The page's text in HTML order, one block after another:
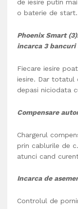
de iesire putin
o baterie de start.
Phoenix Smart
incarca 3 bancuri
Fiecare iesire
iesire. Dar totatul
depasi niciodata
Compensare
Chargerul
prin cablurile de
atunci cand
Incarca de
Controlul de